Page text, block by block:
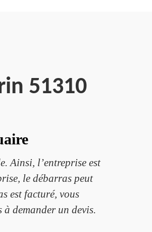
51310
Ainsi, l’entreprise est
le débarras peut
est facturé, vous
demander un devis.